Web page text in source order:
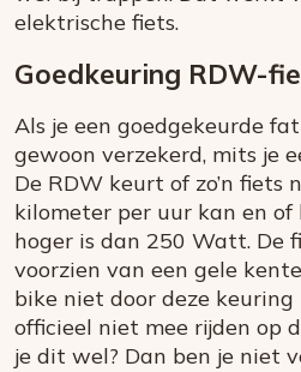
elektrische fiets.
Goedkeuring RDW-
Als je een goedgekeurde
gewoon verzekerd, mits je
De RDW keurt of zo’n fiets
kilometer per uur kan en
hoger is dan 250 Watt. De
voorzien van een gele
bike niet door deze
officieel niet mee rijden op
je dit wel? Dan ben je niet